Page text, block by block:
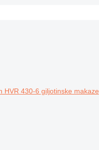
HVR 430-6 giljotinske makaze